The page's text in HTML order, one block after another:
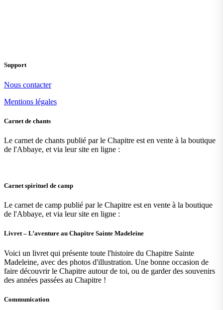
Support
Nous contacter
Mentions légales
Carnet de chants
Le carnet de chants publié par le Chapitre est en vente à la boutique
de l'Abbaye, et via leur site en ligne :
Carnet spirituel de camp
Le carnet de camp publié par le Chapitre est en vente à la boutique
de l'Abbaye, et via leur site en ligne :
Livret – L’aventure au Chapitre Sainte Madeleine
Voici un livret qui présente toute l'histoire du Chapitre Sainte
Madeleine, avec des photos d'illustration. Une bonne occasion de
faire découvrir le Chapitre autour de toi, ou de garder des souvenirs
des années passées au Chapitre !
Communication